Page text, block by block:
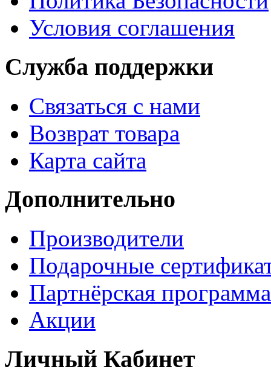
Условия соглашения
Служба поддержки
Связаться с нами
Возврат товара
Карта сайта
Дополнительно
Производители
Подарочные
Партнёрская программа
Акции
Личный Кабинет